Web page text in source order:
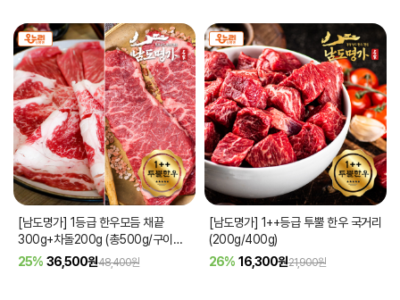
[남도명가] 1등급 한우모듬 채끝
300g+차돌200g (총500g/구이용/
냉동)
25% 36,500원48,400원
[남도명가] 1++등급 투뿔 한우 국거리
(200g/400g)
26% 16,300원21,900원